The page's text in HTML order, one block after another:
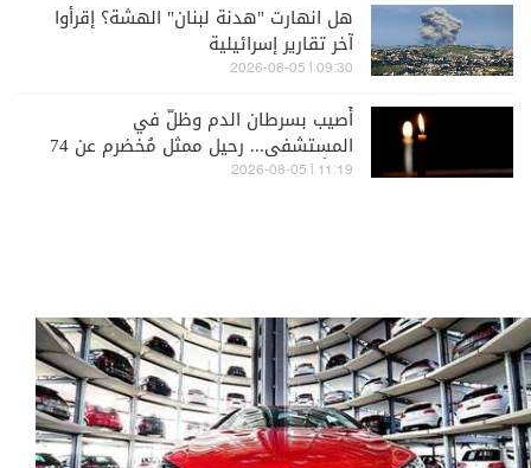
هل انهارت "هدنة لبنان" الهشة؟ إقرأوا
آخر تقارير إسرائيلية
09:30 | 2026-08-05
أُصيب بسرطان الدم وظلّ في
المستشفى... رحيل ممثل مُخضرم عن 74
عاماً
11:19 | 2026-08-05